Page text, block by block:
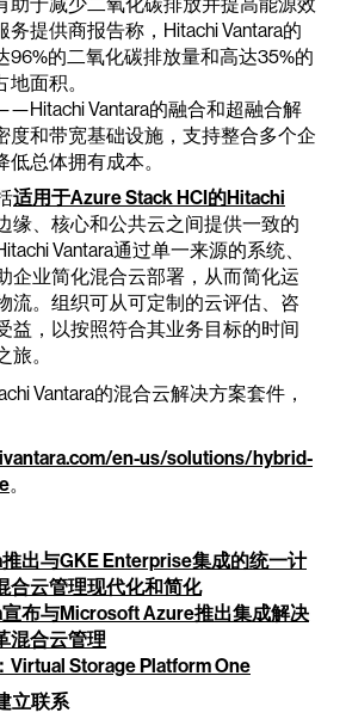
务提供商报告称，Hitachi Vantara的
96%的二氧化碳排放量和高达35%的
面积。
Vantara的融合和超融合解
度和带宽基础设施，支持整合多个企
总体拥有成本。
适用于Azure Stack HCI的Hitachi
缘、核心和公共云之间提供一致的
Vantara通过单一来源的系统、
企业简化混合云部署，从而简化运
流。组织可从可定制的云评估、咨
益，以按照符合其业务目标的时间
。
Vantara的混合云解决方案套件，
en-us/solutions/hybrid-
。
出与GKE Enterprise集成的统一计
合云管理现代化和简化
布与Microsoft Azure推出集成解决
混合云管理
Virtual Storage Platform One
立联系